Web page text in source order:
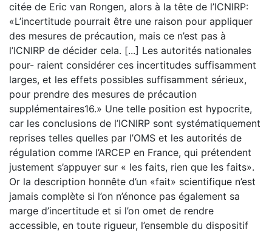
citée de Eric van Rongen, alors à la tête de l’ICNIRP:
«L’incertitude pourrait être une raison pour appliquer
des mesures de précaution, mais ce n’est pas à
l’ICNIRP de décider cela. [...] Les autorités nationales
pour- raient considérer ces incertitudes suffisamment
larges, et les effets possibles suffisamment sérieux,
pour prendre des mesures de précaution
supplémentaires16.» Une telle position est hypocrite,
car les conclusions de l’ICNIRP sont systématiquement
reprises telles quelles par l’OMS et les autorités de
régulation comme l’ARCEP en France, qui prétendent
justement s’appuyer sur « les faits, rien que les faits».
Or la description honnête d’un «fait» scientifique n’est
jamais complète si l’on n’énonce pas également sa
marge d’incertitude et si l’on omet de rendre
accessible, en toute rigueur, l’ensemble du dispositif